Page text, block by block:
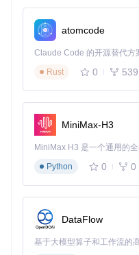
核心生成模块
blueprint.py：负责故事
chapter.py：实现章节
finalization.py ：提供章
main_window.py：主界
chapters_tab.py
generation_handlers.py
流，既保留AI的高效创作
权。
零基础用户如何快速
atomcode
Rust
0 539
MiniMax-H3
Python
0 0
DataFlow
基于大模型算子和工作流的